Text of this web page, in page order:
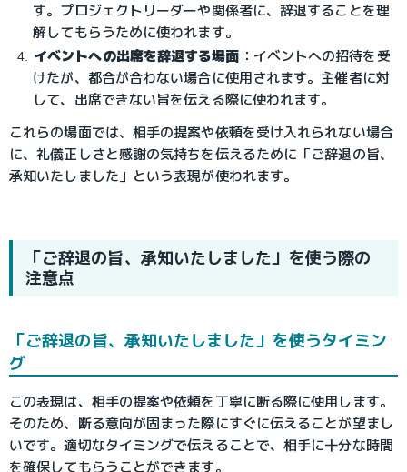
す。プロジェクトリーダーや関係者に、辞退することを理
解してもらうために使われます。
イベントへの出席を辞退する場面 ：イベントへの招待を受
けたが、都合が合わない場合に使用されます。主催者に対
して、出席できない旨を伝える際に使われます。
これらの場面では、相手の提案や依頼を受け入れられない場合
に、礼儀正しさと感謝の気持ちを伝えるために「ご辞退の旨、
承知いたしました」という表現が使われます。
「ご辞退の旨、承知いたしました」を使う際の
注意点
「ご辞退の旨、承知いたしました」を使うタイミン
グ
この表現は、相手の提案や依頼を丁寧に断る際に使用します。
そのため、断る意向が固まった際にすぐに伝えることが望まし
いです。適切なタイミングで伝えることで、相手に十分な時間
を確保してもらうことができます。